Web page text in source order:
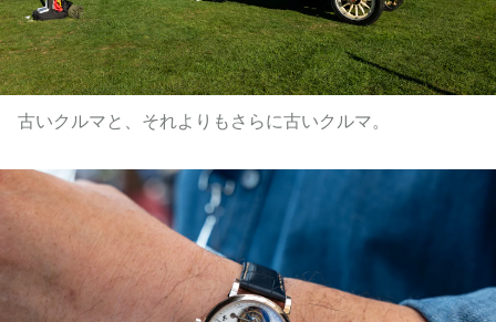
古いクルマと、それよりもさらに古いクルマ。